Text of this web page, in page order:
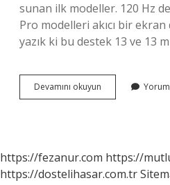
sunan ilk modeller. 120 Hz
Pro modelleri akıcı bir
yazık ki bu destek 13 ve 13
Devamını okuyun
Pro
https://fezanur.com https://
https://dostelihasar.com.tr